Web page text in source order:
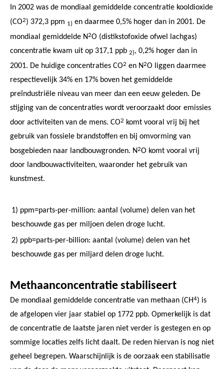
In 2002 was de mondiaal gemiddelde concentratie kooldioxide
(CO2) 372,3 ppm 1) en daarmee 0,5% hoger dan in 2001. De
mondiaal gemiddelde N2O (distikstofoxide ofwel lachgas)
concentratie kwam uit op 317,1 ppb 2), 0,2% hoger dan in
2001. De huidige concentraties CO2 en N2O liggen daarmee
respectievelijk 34% en 17% boven het gemiddelde
preïndustriële niveau van meer dan een eeuw geleden. De
stijging van de concentraties wordt veroorzaakt door emissies
door activiteiten van de mens. CO2 komt vooral vrij bij het
gebruik van fossiele brandstoffen en bij omvorming van
bosgebieden naar landbouwgronden. N2O komt vooral vrij
door landbouwactiviteiten, waaronder het gebruik van
kunstmest.
1) ppm=parts-per-million: aantal (volume) delen van het
beschouwde gas per miljoen delen droge lucht.
2) ppb=parts-per-billion: aantal (volume) delen van het
beschouwde gas per miljard delen droge lucht.
Methaanconcentratie stabiliseert
De mondiaal gemiddelde concentratie van methaan (CH4) is
de afgelopen vier jaar stabiel op 1772 ppb. Opmerkelijk is dat
de concentratie de laatste jaren niet verder is gestegen en op
sommige locaties zelfs licht daalt. De reden hiervan is nog niet
geheel begrepen. Waarschijnlijk is de oorzaak een stabilisatie